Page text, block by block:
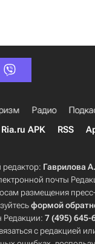
Радио
Ria.ru APK RSS
редактор: Гаврилова
почты
размещения
формой
Редакции:7 (495) 645-
с редакцией